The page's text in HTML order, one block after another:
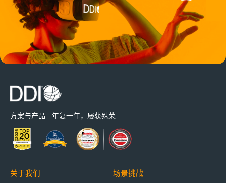
方案与产品 · 年复一年，屡获殊荣
关于我们 场景挑战